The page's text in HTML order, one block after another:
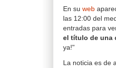
En su web
las 12:00 del
entradas para
el título de una
ya!"
La noticia es